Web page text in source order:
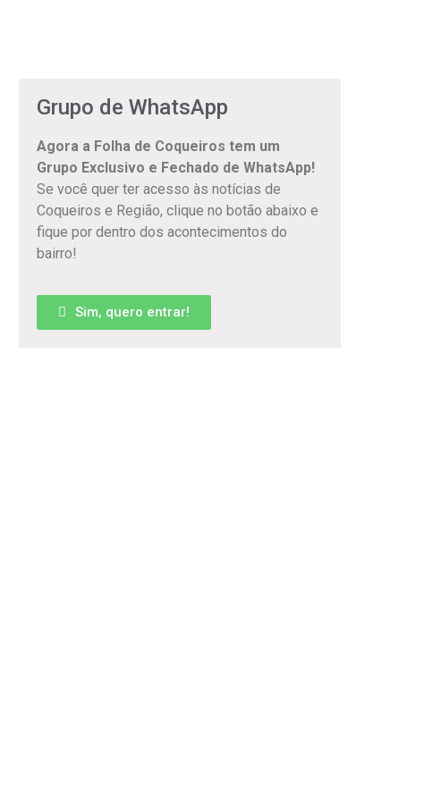
Grupo de WhatsApp
Agora a Folha de Coqueiros tem um
Grupo Exclusivo e Fechado de WhatsApp!
Se você quer ter acesso às notícias de
Coqueiros e Região, clique no botão abaixo e
fique por dentro dos acontecimentos do
bairro!
Sim, quero entrar!